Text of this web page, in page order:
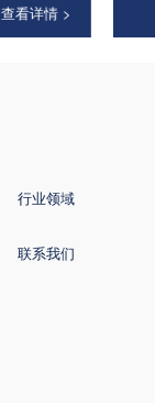
查看详情 >
行业领域
联系我们